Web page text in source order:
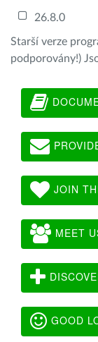
26.8.0
Starší verze
podporovány!)
JOIN
MEET
GOOD